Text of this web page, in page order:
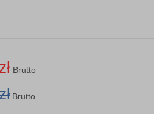
Brutto
Brutto